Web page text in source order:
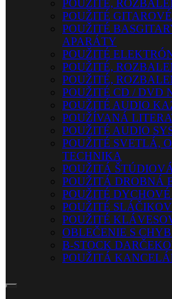
POUŽITÉ,
POUŽITÉ
POUŽITÉ
APARÁTY
POUŽITÉ
POUŽITÉ,
POUŽITÉ,
POUŽITÉ CD / DVD
POUŽITÉ AUDIO
POUŽÍVANÁ
POUŽITÉ AUDIO
POUŽITÉ SVETLÁ,
TECHNIKA
POUŽITÁ
POUŽITÁ DROBNÁ
POUŽITÉ DYCHOVÉ
POUŽITÉ
POUŽITÉ
OBLEČENIE S
B-STOCK
POUŽITÁ